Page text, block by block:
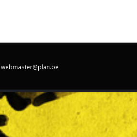
webmaster@plan.be